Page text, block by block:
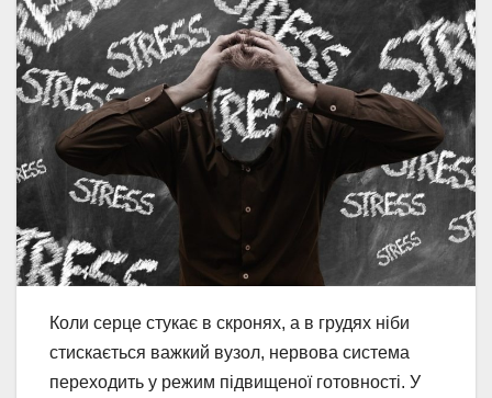
Коли серце стукає в скронях, а в грудях ніби
стискається важкий вузол, нервова система
переходить у режим підвищеної готовності. У